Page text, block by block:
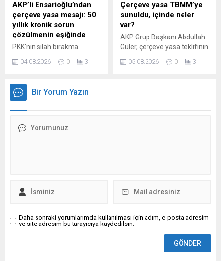
AKP’li Ensarioğlu’ndan
çerçeve yasa mesajı: 50
yıllık kronik sorun
çözülmenin eşiğinde
PKK'nın silah bırakma
sürecine hukuki zemin
oluşturması beklenen ve
belirtilen çerçeve yasa
öncesinde, AKP İstanbul
Ensarioğlu'ndan dikkat
04.08.2026 0 3
Çerçeve yasa TBMM’ye
sunuldu, içinde neler
var?
AKP Grup Başkanı Abdullah
Güler, çerçeve yasa teklifinin
farklı partilerden 360'a yakın
vekilin imzası ile Meclise
05.08.2026 0 3
Bir Yorum Yazın
Daha sonraki yorumlarımda kullanılması için adım, e-posta adresim
ve site adresim bu tarayıcıya kaydedilsin.